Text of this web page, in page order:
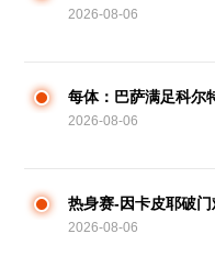
塔
2026-08-06
每体：巴萨满足科尔
2026-08-06
热身赛-因卡皮耶破
2026-08-06